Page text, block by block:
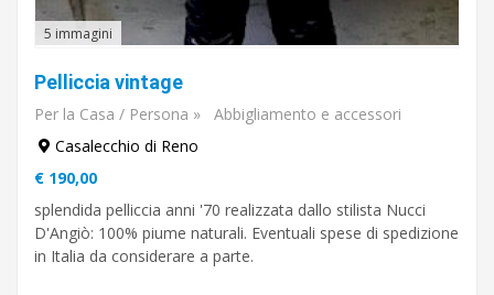
5 immagini
Pelliccia vintage
Per la Casa / Persona »
Abbigliamento e accessori
Casalecchio di Reno
€ 190,00
splendida pelliccia anni '70 realizzata dallo stilista Nucci
D'Angiò: 100% piume naturali. Eventuali spese di spedizione
in Italia da considerare a parte.